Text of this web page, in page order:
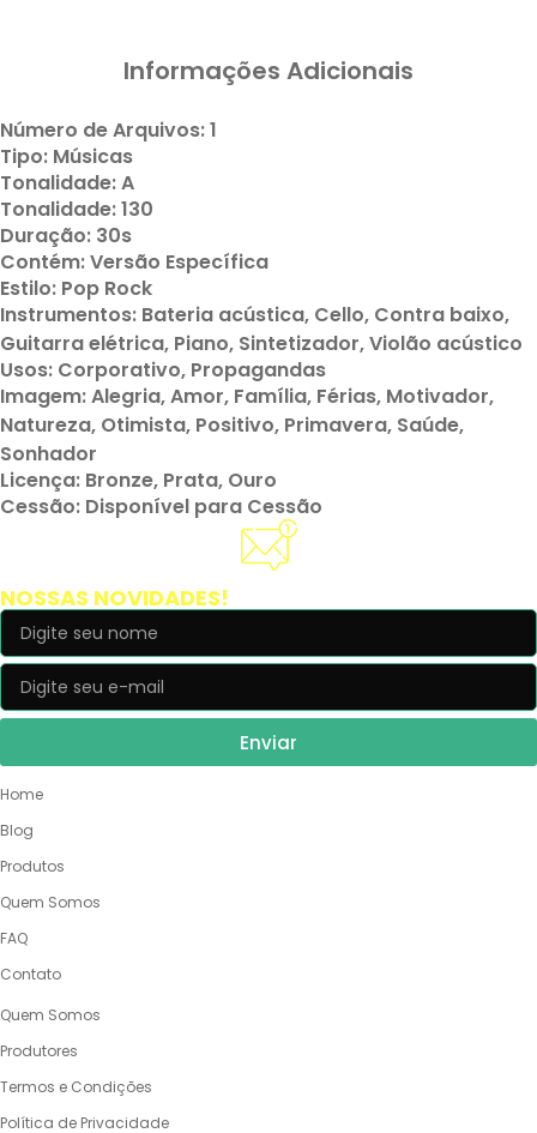
Informações Adicionais
Número de Arquivos: 1
Tipo: Músicas
Tonalidade: A
Tonalidade: 130
Duração: 30s
Contém: Versão Específica
Estilo: Pop Rock
Instrumentos: Bateria acústica, Cello, Contra baixo,
Guitarra elétrica, Piano, Sintetizador, Violão acústico
Usos: Corporativo, Propagandas
Imagem: Alegria, Amor, Família, Férias, Motivador,
Natureza, Otimista, Positivo, Primavera, Saúde,
Sonhador
Licença: Bronze, Prata, Ouro
Cessão: Disponível para Cessão
NOSSAS NOVIDADES!
Enviar
Home
Blog
Produtos
Quem Somos
FAQ
Contato
Quem Somos
Produtores
Termos e Condições
Política de Privacidade